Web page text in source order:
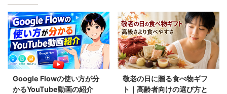
Google Flowの使い方が分
かるYouTube動画の紹介
敬老の日に贈る食べ物ギフ
ト｜高齢者向けの選び方と